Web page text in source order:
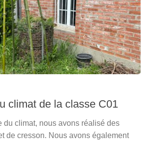
climat de la classe C01
du climat, nous avons réalisé des
de cresson. Nous avons également